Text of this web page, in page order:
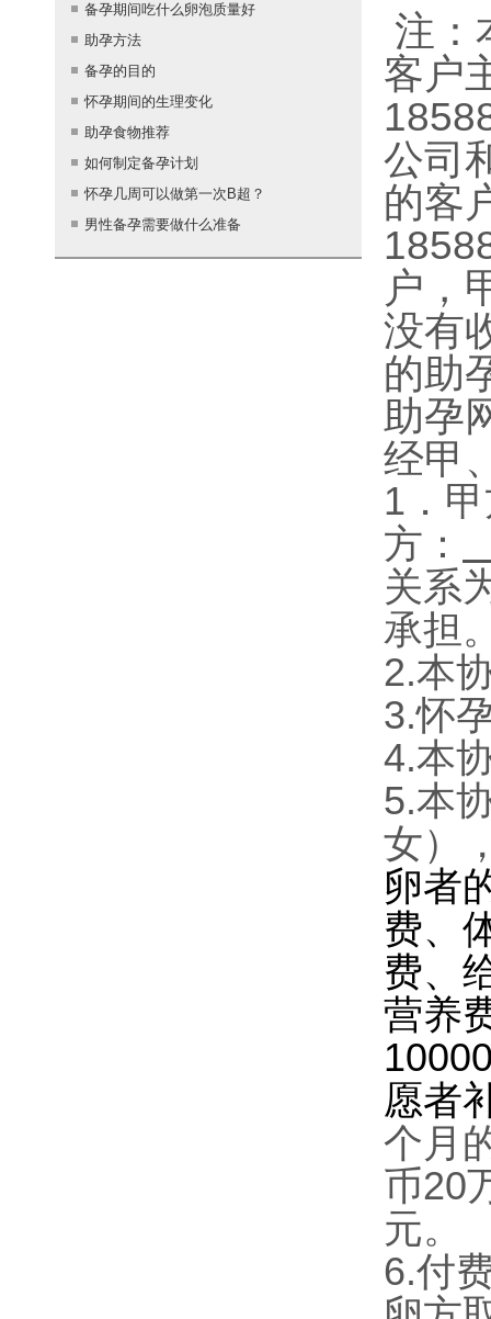
注：
客户
公司
的客
户，
没有
的助
助孕
经甲
1 ．
方：
关系
承担
2.本
3.怀
4.本
5.本
女）
卵者
费、
费、
营养
愿者
个月
币20
元。
6.付
备孕期间吃什么卵泡质量好
助孕方法
备孕的目的
怀孕期间的生理变化
助孕食物推荐
如何制定备孕计划
怀孕几周可以做第一次B超？
男性备孕需要做什么准备